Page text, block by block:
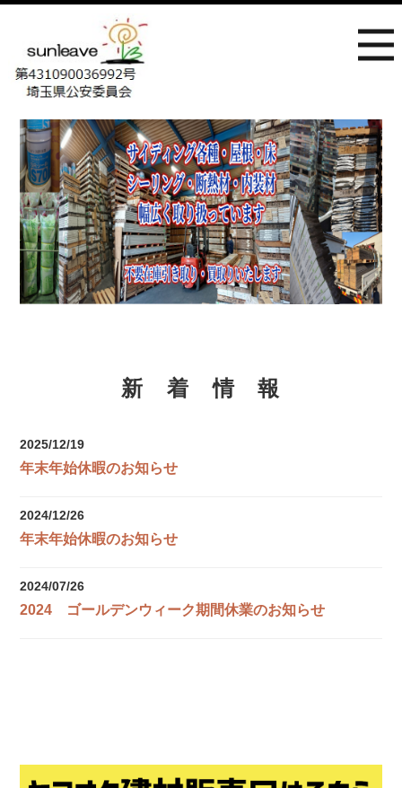
新 着 情 報
2025/12/19
年末年始休暇のお知らせ
2024/12/26
年末年始休暇のお知らせ
2024/07/26
2024 ゴールデンウィーク期間休業のお知らせ